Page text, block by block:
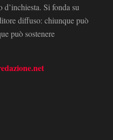
Si fonda su
diffuso: chiunque può
può sostenere